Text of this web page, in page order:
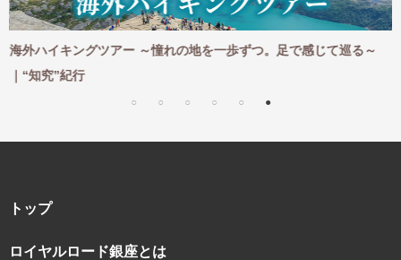
海外ハイキングツアー ～憧れの地を一歩ずつ。足で感じて巡る～
｜“知究”紀行
トップ
ロイヤルロード銀座とは